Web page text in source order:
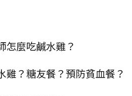
怎麼吃鹹水雞？
雞？糖友餐？預防貧血餐？